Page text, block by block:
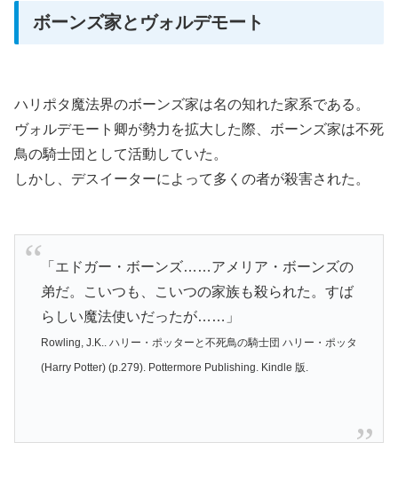
ボーンズ家とヴォルデモート
ハリポタ魔法界のボーンズ家は名の知れた家系である。
ヴォルデモート卿が勢力を拡大した際、ボーンズ家は不死
鳥の騎士団として活動していた。
しかし、デスイーターによって多くの者が殺害された。
「エドガー・ボーンズ……アメリア・ボーンズの
弟だ。こいつも、こいつの家族も殺られた。すば
らしい魔法使いだったが……」
Rowling, J.K.. ハリー・ポッターと不死鳥の騎士団 ハリー・ポッタ
(Harry Potter) (p.279). Pottermore Publishing. Kindle 版.